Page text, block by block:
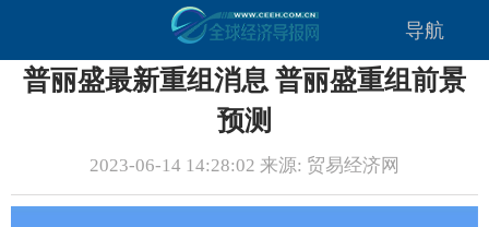
导航
普丽盛最新重组消息 普丽盛重组前景
预测
2023-06-14 14:28:02 来源: 贸易经济网